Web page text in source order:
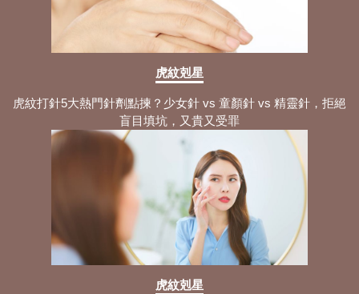
虎紋剋星
虎紋打針5大熱門針劑點揀？少女針 vs 童顏針 vs 精靈針，拒絕
盲目填坑，又貴又受罪
虎紋剋星